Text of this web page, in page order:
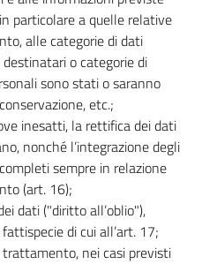
particolare a quelle relative
alle categorie di dati
o categorie di
sono stati o saranno
etc.;
inesatti, la rettifica dei dati
nonché l’integrazione degli
sempre in relazione
(art. 16);
dati ("diritto all’oblio"),
di cui all’art. 17;
nei casi previsti